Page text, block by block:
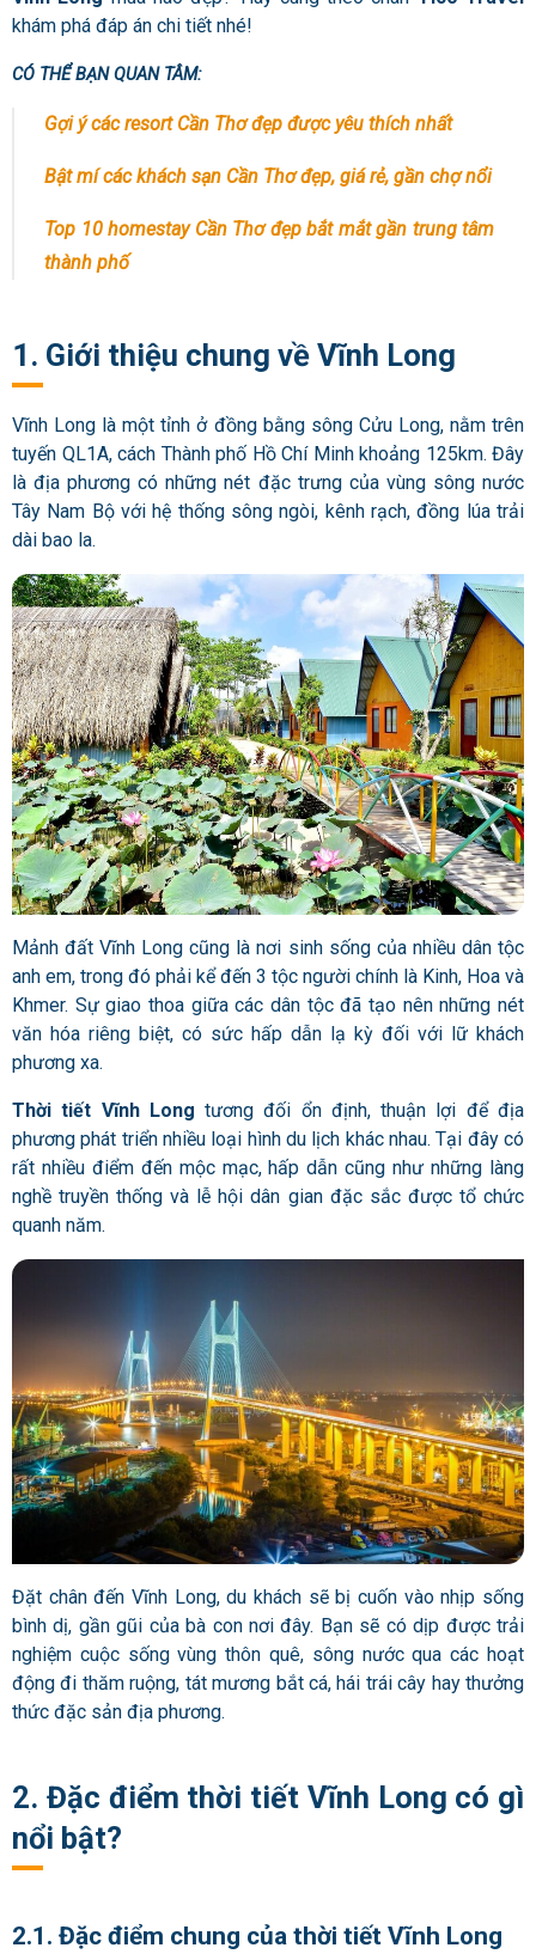
khám phá đáp án chi tiết nhé!
CÓ THỂ BẠN QUAN TÂM:
Gợi ý các resort Cần Thơ đẹp được yêu thích nhất
Bật mí các khách sạn Cần Thơ đẹp, giá rẻ, gần chợ nổi
Top 10 homestay Cần Thơ đẹp bắt mắt gần trung tâm
thành phố
1. Giới thiệu chung về Vĩnh Long
Vĩnh Long là một tỉnh ở đồng bằng sông Cửu Long, nằm trên
tuyến QL1A, cách Thành phố Hồ Chí Minh khoảng 125km. Đây
là địa phương có những nét đặc trưng của vùng sông nước
Tây Nam Bộ với hệ thống sông ngòi, kênh rạch, đồng lúa trải
dài bao la.
Mảnh đất Vĩnh Long cũng là nơi sinh sống của nhiều dân tộc
anh em, trong đó phải kể đến 3 tộc người chính là Kinh, Hoa và
Khmer. Sự giao thoa giữa các dân tộc đã tạo nên những nét
văn hóa riêng biệt, có sức hấp dẫn lạ kỳ đối với lữ khách
phương xa.
Thời tiết Vĩnh Long tương đối ổn định, thuận lợi để địa
phương phát triển nhiều loại hình du lịch khác nhau. Tại đây có
rất nhiều điểm đến mộc mạc, hấp dẫn cũng như những làng
nghề truyền thống và lễ hội dân gian đặc sắc được tổ chức
quanh năm.
Đặt chân đến Vĩnh Long, du khách sẽ bị cuốn vào nhịp sống
bình dị, gần gũi của bà con nơi đây. Bạn sẽ có dịp được trải
nghiệm cuộc sống vùng thôn quê, sông nước qua các hoạt
động đi thăm ruộng, tát mương bắt cá, hái trái cây hay thưởng
thức đặc sản địa phương.
2. Đặc điểm thời tiết Vĩnh Long có gì
nổi bật?
2.1. Đặc điểm chung của thời tiết Vĩnh Long